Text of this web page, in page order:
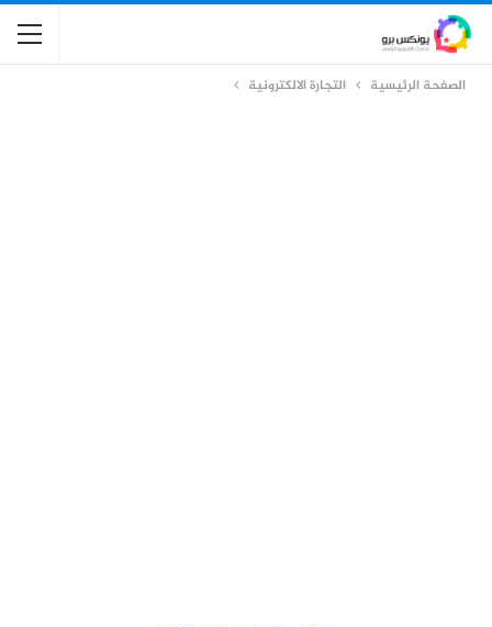
الصفحة الرئيسية التجارة الالكترونية